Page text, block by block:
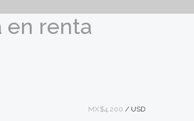
en renta
MX$4,200 / USD